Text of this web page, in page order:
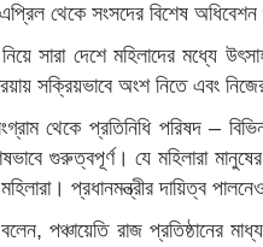
থেকে সংসদের বিশেষ
সারা দেশে মহিলাদের মধ্যে
সক্রিয়ভাবে অংশ নিতে এবং
থেকে প্রতিনিধি পরিষদ –
গুরুত্বপূর্ণ। যে মহিলারা
প্রধানমন্ত্রীর দায়িত্ব
বলেন, পঞ্চায়েতি রাজ প্রতিষ্ঠানের